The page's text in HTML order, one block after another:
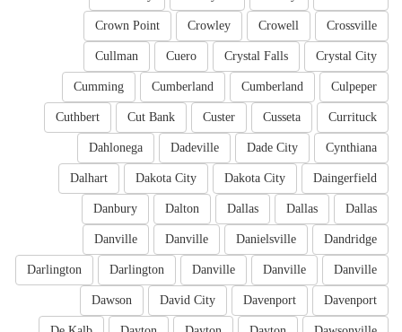
Crossville
Crowell
Crowley
Crown Point
Crystal City
Crystal Falls
Cuero
Cullman
Culpeper
Cumberland
Cumberland
Cumming
Currituck
Cusseta
Custer
Cut Bank
Cuthbert
Cynthiana
Dade City
Dadeville
Dahlonega
Daingerfield
Dakota City
Dakota City
Dalhart
Dallas
Dallas
Dallas
Dalton
Danbury
Dandridge
Danielsville
Danville
Danville
Danville
Danville
Danville
Darlington
Darlington
Davenport
Davenport
David City
Dawson